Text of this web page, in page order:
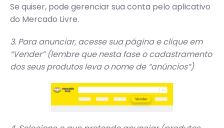
Se quiser, pode gerenciar sua conta pelo aplicativo
do Mercado Livre.
3. Para anunciar, acesse sua página e clique em
“Vender” (lembre que nesta fase o cadastramento
dos seus produtos leva o nome de “anúncios”)